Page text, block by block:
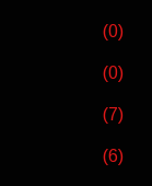
(0)
(0)
(7)
(6)